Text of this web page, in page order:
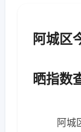
阿城区
晒指数
阿城